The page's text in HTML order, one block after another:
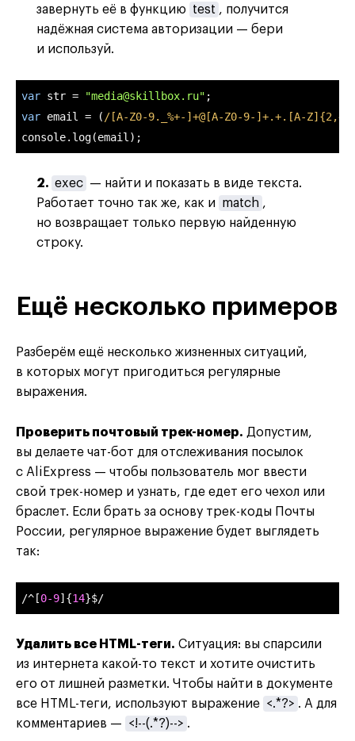
завернуть её в функцию
test , получится
надёжная система авторизации — бери
и используй.
var str = "media@skillbox.ru"
var email = ( /[A-Z0-9._%+-]+@[A-Z0-9-]+.+.[A-
console.log(email);
2. exec — найти и показать в виде текста.
Работает точно так же, как и match ,
но возвращает только первую найденную
строку.
Ещё несколько примеров
Разберём ещё несколько жизненных ситуаций,
в которых могут пригодиться регулярные
выражения.
Проверить почтовый трек-номер. Допустим,
вы делаете чат-бот для отслеживания посылок
с AliExpress — чтобы пользователь мог ввести
свой трек-номер и узнать, где едет его чехол или
браслет. Если брать за основу трек-коды Почты
России, регулярное выражение будет выглядеть
так:
/^[0-9]{14}$/
Удалить все HTML-теги. Ситуация: вы спарсили
из интернета какой-то текст и хотите очистить
его от лишней разметки. Чтобы найти в документе
все HTML-теги, используют выражение <.*?> . А для
комментариев —
<!--(.*?)--> .